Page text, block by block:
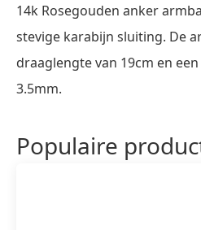
14k Rosegouden anker
stevige karabijn sluiting. De
draaglengte van 19cm en
3.5mm.
Populaire